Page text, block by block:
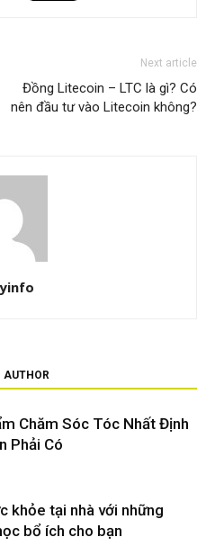
Next article
Đồng Litecoin – LTC là gì? Có
nên đầu tư vào Litecoin không?
AUTHOR
Chăm Sóc Tóc Nhất Định
Phải Có
khỏe tại nhà với những
bổ ích cho bạn